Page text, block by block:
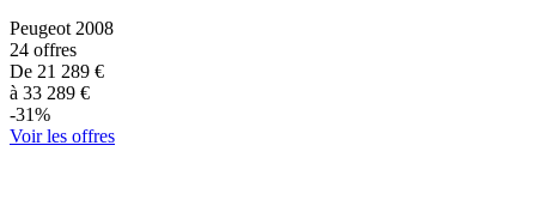
Peugeot 2008
24 offres
De 21 289 €
à 33 289 €
-31%
Voir les offres